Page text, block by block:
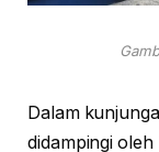
Dalam
didampingi oleh